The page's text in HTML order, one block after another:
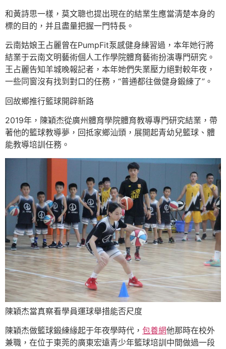
和黃詩思一樣，莫文聰也提出現在的結業生應當清楚本身的
標的目的，并且盡量把握一門特長。
云南姑娘王占麗曾在PumpFit泵感健身練習過，本年她行將
結業于云南文明藝術個人工作學院體育藝術扮演專門研究。
王占麗告知羊城晚報記者，本年她們失業壓力絕對較年夜，
一些同窗沒有找到對口的任務，“普通都往做健身鍛練了”。
回故鄉推行籃球開辟新路
2019年，陳穎杰從廣州體育學院體育教導專門研究結業，帶
著他的籃球教導夢，回抵家鄉汕頭，展開起青幼兒籃球、體
能教導培訓任務。
陳穎杰當真察看學員運球舉措能否尺度
陳穎杰做籃球鍛練緣起于年夜學時代， 包養網他那時在校外
兼職，在位于東莞的廣東宏遠青少年籃球培訓中間做過一段